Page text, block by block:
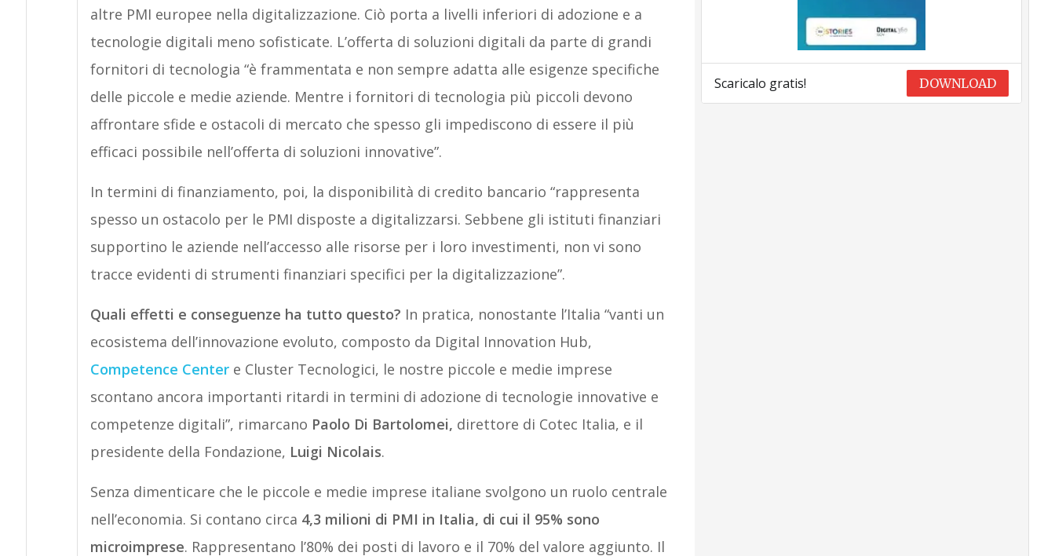
altre PMI europee nella digitalizzazione. Ciò porta a livelli inferiori di adozione e a
tecnologie digitali meno sofisticate. L’offerta di soluzioni digitali da parte di grandi
fornitori di tecnologia “è frammentata e non sempre adatta alle esigenze specifiche
delle piccole e medie aziende. Mentre i fornitori di tecnologia più piccoli devono
affrontare sfide e ostacoli di mercato che spesso gli impediscono di essere il più
efficaci possibile nell’offerta di soluzioni innovative”.
In termini di finanziamento, poi, la disponibilità di credito bancario “rappresenta
spesso un ostacolo per le PMI disposte a digitalizzarsi. Sebbene gli istituti finanziari
supportino le aziende nell’accesso alle risorse per i loro investimenti, non vi sono
tracce evidenti di strumenti finanziari specifici per la digitalizzazione”.
Quali effetti e conseguenze ha tutto questo? In pratica, nonostante l’Italia “vanti un
ecosistema dell’innovazione evoluto, composto da Digital Innovation Hub,
Competence Centere Cluster Tecnologici, le nostre piccole e medie imprese
scontano ancora importanti ritardi in termini di adozione di tecnologie innovative e
competenze digitali”, rimarcano Paolo Di Bartolomei, direttore di Cotec Italia, e il
presidente della Fondazione, Luigi Nicolais.
Senza dimenticare che le piccole e medie imprese italiane svolgono un ruolo centrale
nell’economia. Si contano circa 4,3 milioni di PMI in Italia, di cui il 95% sono
microimprese. Rappresentano l’80% dei posti di lavoro e il 70% del valore aggiunto. Il
Scaricalo gratis! DOWNLOAD